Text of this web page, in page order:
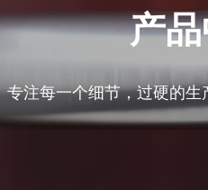
产
专注每一个细节，过硬的